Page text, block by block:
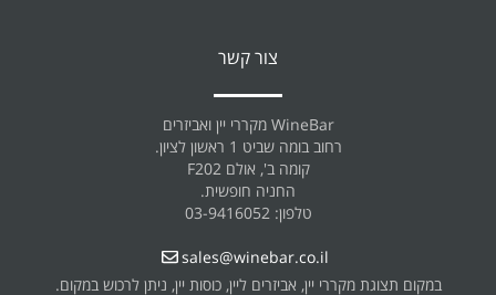
צור קשר
WineBar מקררי יין ואביזרים
רחוב בומה שביט 1 ראשון לציון.
קומה ב', אולם F202
החניה חופשית.
טלפון: 03-9416052
sales@winebar.co.il
במקום תצוגת מקררי יין, אביזרים ליין, כוסות יין, ניתן לרכוש במקום.